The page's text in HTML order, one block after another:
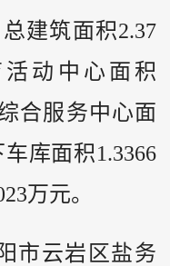
建筑面积2.37
动中心面积
合服务中心面
库面积1.3366
万元。
市云岩区盐务